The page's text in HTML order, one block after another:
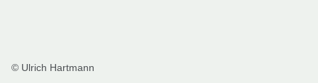
© Ulrich Hartmann